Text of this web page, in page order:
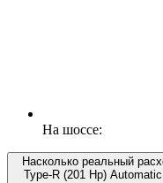
На шоссе:
Насколько реальный
Type-R (201 Hp)